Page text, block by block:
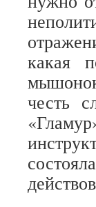
какая
честь